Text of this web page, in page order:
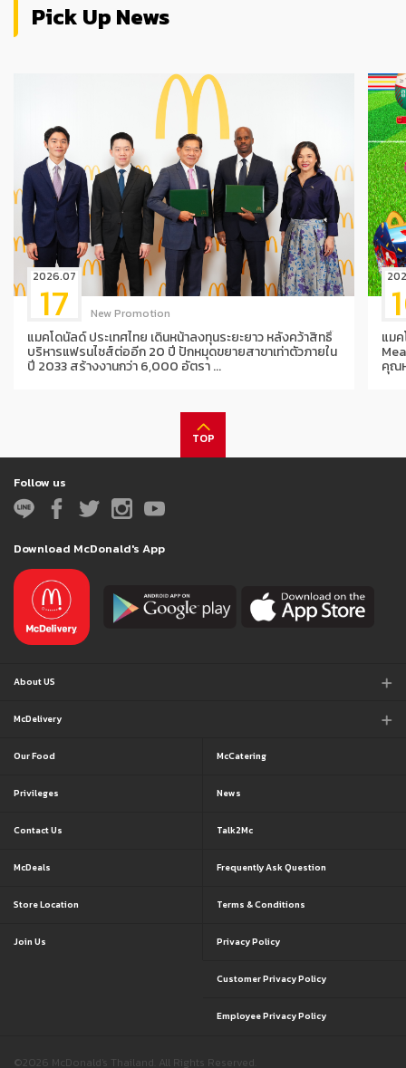
Pick Up News
2026.07
17 New Promotion
แมคโดนัลด์ ประเทศไทย เดินหน้าลงทุนระยะยาว หลังคว้าสิทธิ์
บริหารแฟรนไชส์ต่ออีก 20 ปี ปักหมุดขยายสาขาเท่าตัวภายใน
ปี 2033 สร้างงานกว่า 6,000 อัตรา ...
แม
คุณ
TOP
Follow us
Download McDonald's App
About US
McDelivery
Our Food
Privileges
Contact Us
McDeals
Store Location
Join Us
McCatering
News
Talk2Mc
Frequently Ask Question
Terms & Conditions
Privacy Policy
Customer Privacy Policy
Employee Privacy Policy
©2026 McDonald's Thailand. All Rights Reserved.